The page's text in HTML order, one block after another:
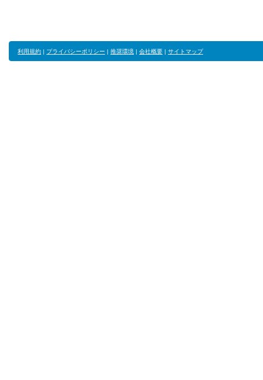
利用規約 | プライバシーポリシー | 推奨環境 | 会社概要 | サイトマップ